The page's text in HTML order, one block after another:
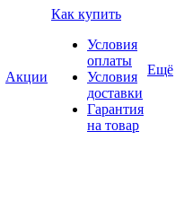
Акции
Как купить
Условия
оплаты
Условия
доставки
Гарантия
на товар
Ещё